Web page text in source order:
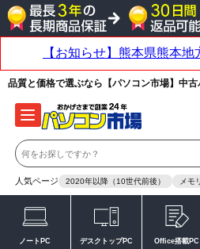
品質と価格で選ぶなら【パソコン市場】中古
人気ページ 2020年以降（10世代前後） メモ
ノートPC デスクトップPC Office搭載PC